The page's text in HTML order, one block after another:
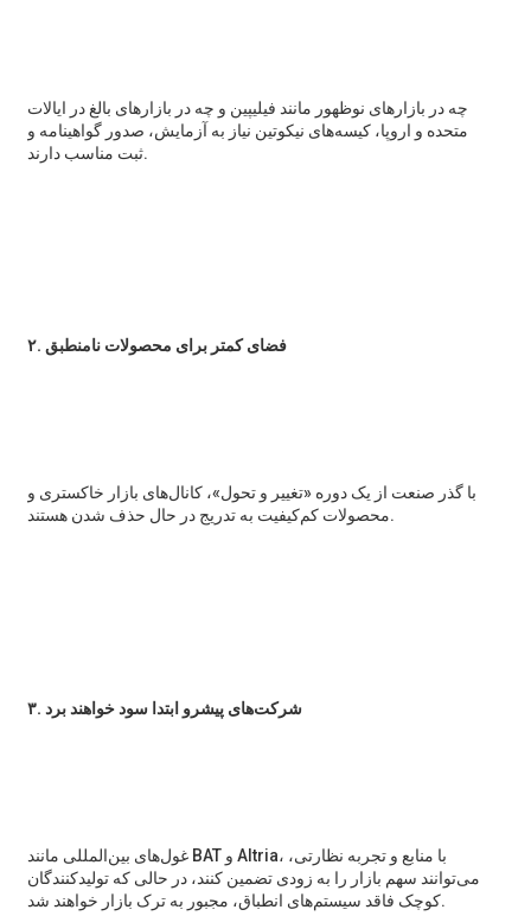
چه در بازارهای نوظهور مانند فیلیپین و چه در بازارهای بالغ در ایالات
متحده و اروپا، کیسه‌های نیکوتین نیاز به آزمایش، صدور گواهینامه و
ثبت مناسب دارند.
۲. فضای کمتر برای محصولات نامنطبق
با گذر صنعت از یک دوره «تغییر و تحول»، کانال‌های بازار خاکستری و
محصولات کم‌کیفیت به تدریج در حال حذف شدن هستند.
۳. شرکت‌های پیشرو ابتدا سود خواهند برد
غول‌های بین‌المللی مانند BAT و Altria، با منابع و تجربه نظارتی،
می‌توانند سهم بازار را به زودی تضمین کنند، در حالی که تولیدکنندگان
کوچک فاقد سیستم‌های انطباق، مجبور به ترک بازار خواهند شد.